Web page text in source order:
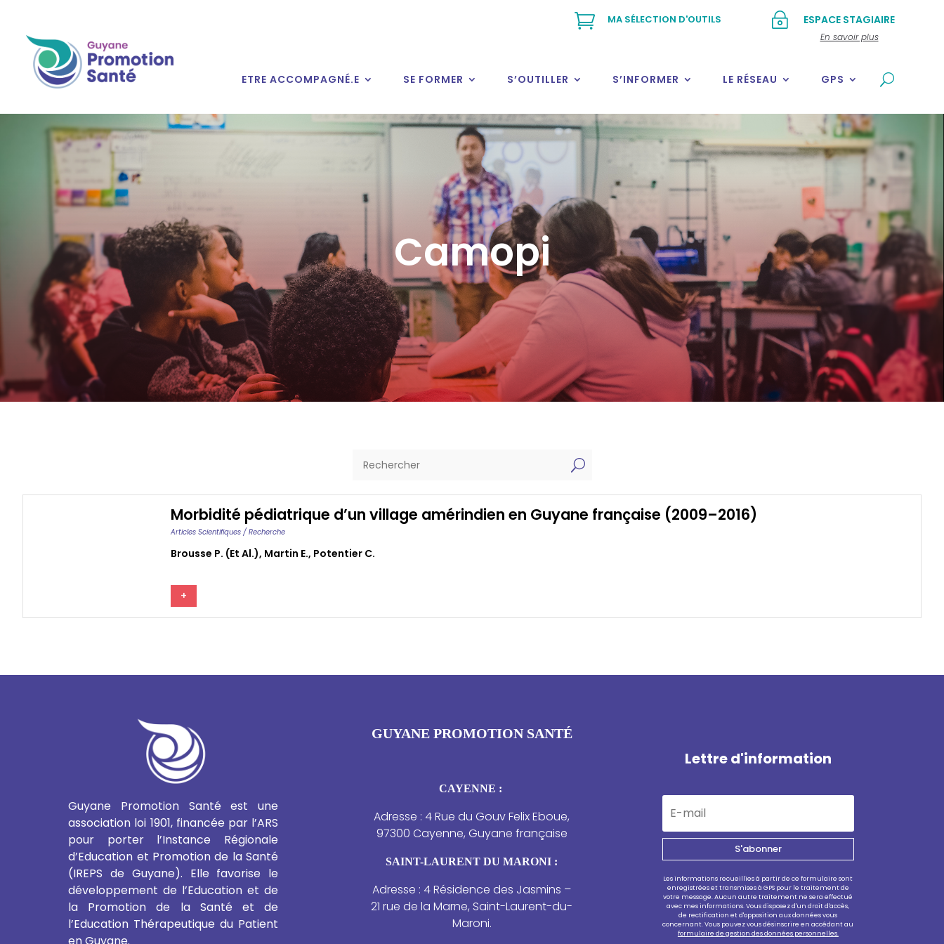
~ ESPACE STAGIAIRE
En savoir plus
 MA SÉLECTION D'OUTILS
ETRE ACCOMPAGNÉ.E SE FORMER S’OUTILLER S’INFORMER LE RÉSEAU GPS
Camopi
U
Morbidité pédiatrique d’un village amérindien en Guyane française (2009–2016)
Articles Scientifiques / Recherche
Brousse P. (et Al.), Martin E., Potentier C.
+
Guyane Promotion Santé est une
association loi 1901, financée par l’ARS
pour porter l’Instance Régionale
d’Education et Promotion de la Santé
(IREPS de Guyane). Elle favorise le
développement de l’Education et de
la Promotion de la Santé et de
l’Education Thérapeutique du Patient
GUYANE PROMOTION SANTÉ
CAYENNE :
Adresse : 4 Rue du Gouv Felix Eboue,
97300 Cayenne, Guyane française
SAINT-LAURENT DU MARONI :
Adresse : 4 Résidence des Jasmins –
21 rue de la Marne, Saint-Laurent-du-
Maroni.
Lettre d'information
S'abonner
Les informations recueillies à partir de ce formulaire sont
enregistrées et transmises à GPS pour le traitement de
votre message. Aucun autre traitement ne sera effectué
avec mes informations. Vous disposez d'un droit d'accès,
de rectification et d'opposition aux données vous
concernant. Vous pouvez vous désinscrire en accédant au
formulaire de gestion des données personnelles.